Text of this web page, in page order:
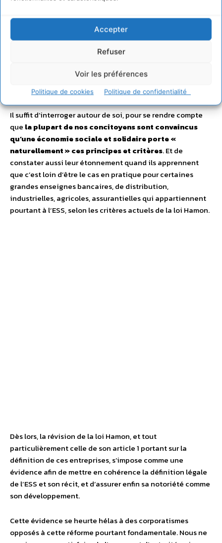
Accepter
Refuser
Voir les préférences
Politique de cookies Politique de confidentialité
Puisque nous souhaitons quel’ESSdevienne
« la norme souhaitable de l’économie de
demain », capable d’accélérer l’atteinte des ODD en
France et partout dans le monde, cela impose de nous
économie plus soucieuse de justice sociale et de son
empreinte écologique.
Il suffit d’interroger autour de soi, pour se rendre compte
que la plupart de nos concitoyens sont convaincus
qu’une économie sociale et solidaire porte «
naturellement » ces principes et critères. Et de
constater aussi leur étonnement quand ils apprennent
que c’est loin d’être le cas en pratique pour certaines
grandes enseignes bancaires, de distribution,
industrielles, agricoles, assurantielles qui appartiennent
pourtant à l’ESS, selon les critères actuels de la loi Hamon.
Dès lors, la révision de la loi Hamon, et tout
particulièrement celle de son article 1 portant sur la
définition de ces entreprises, s’impose comme une
évidence afin de mettre en cohérence la définition légale
de l’ESS et son récit, et d’assurer enfin sa notoriété comme
son développement.
Cette évidence se heurte hélas à des corporatismes
opposés à cette réforme pourtant fondamentale. Nous ne